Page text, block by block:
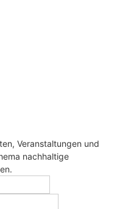
Veranstaltungen und
nachhaltige